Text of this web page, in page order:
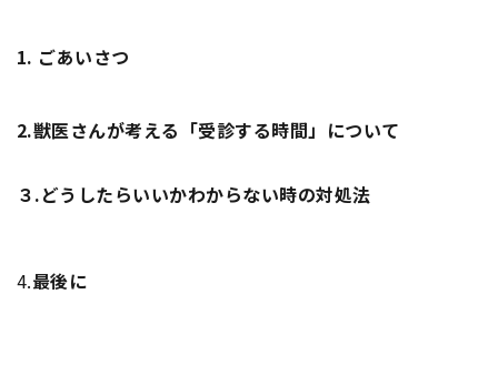
1. ごあいさつ
2.獣医さんが考える「受診する時間」について
３.どうしたらいいかわからない時の対処法
4.最後に